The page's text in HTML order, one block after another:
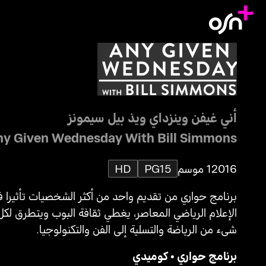
أني غيفن وينزداي ويذ بيل سيمونز
Given Wednesday With Bill Simmons
20161 موسم PG15
HD
برنامج حواري من تقديم واحد من أكثر الشخصيات
الإعلام الرياضي المعاصر، يغطي ثقافة البوب ويتطرق
شيء من الرياضة والتسلية إلى الفن والتكنولوجيا.
برنامج حواري •كوميدي